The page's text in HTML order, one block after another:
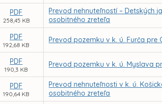
PDF
258,45 KB
Prevod nehnuteľností – Detských
osobitného zreteľa
PDF
192,68 KB
Prevod pozemku v k. ú. Furča pre
PDF
190,3 KB
Prevod pozemku v k. ú. Myslava
PDF
190,64 KB
Prevod nehnuteľnosti v k. ú.
osobitného zreteľa